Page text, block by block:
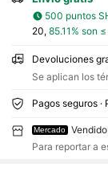
500 puntos
20, 85.11% son ≤
Devoluciones
Se aplican los
Pagos seguros
Mercado
Para reportar a